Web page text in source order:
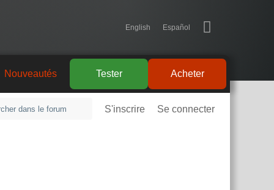
English Español
Acheter
Tester
Nouveautés
S'inscrire Se connecter